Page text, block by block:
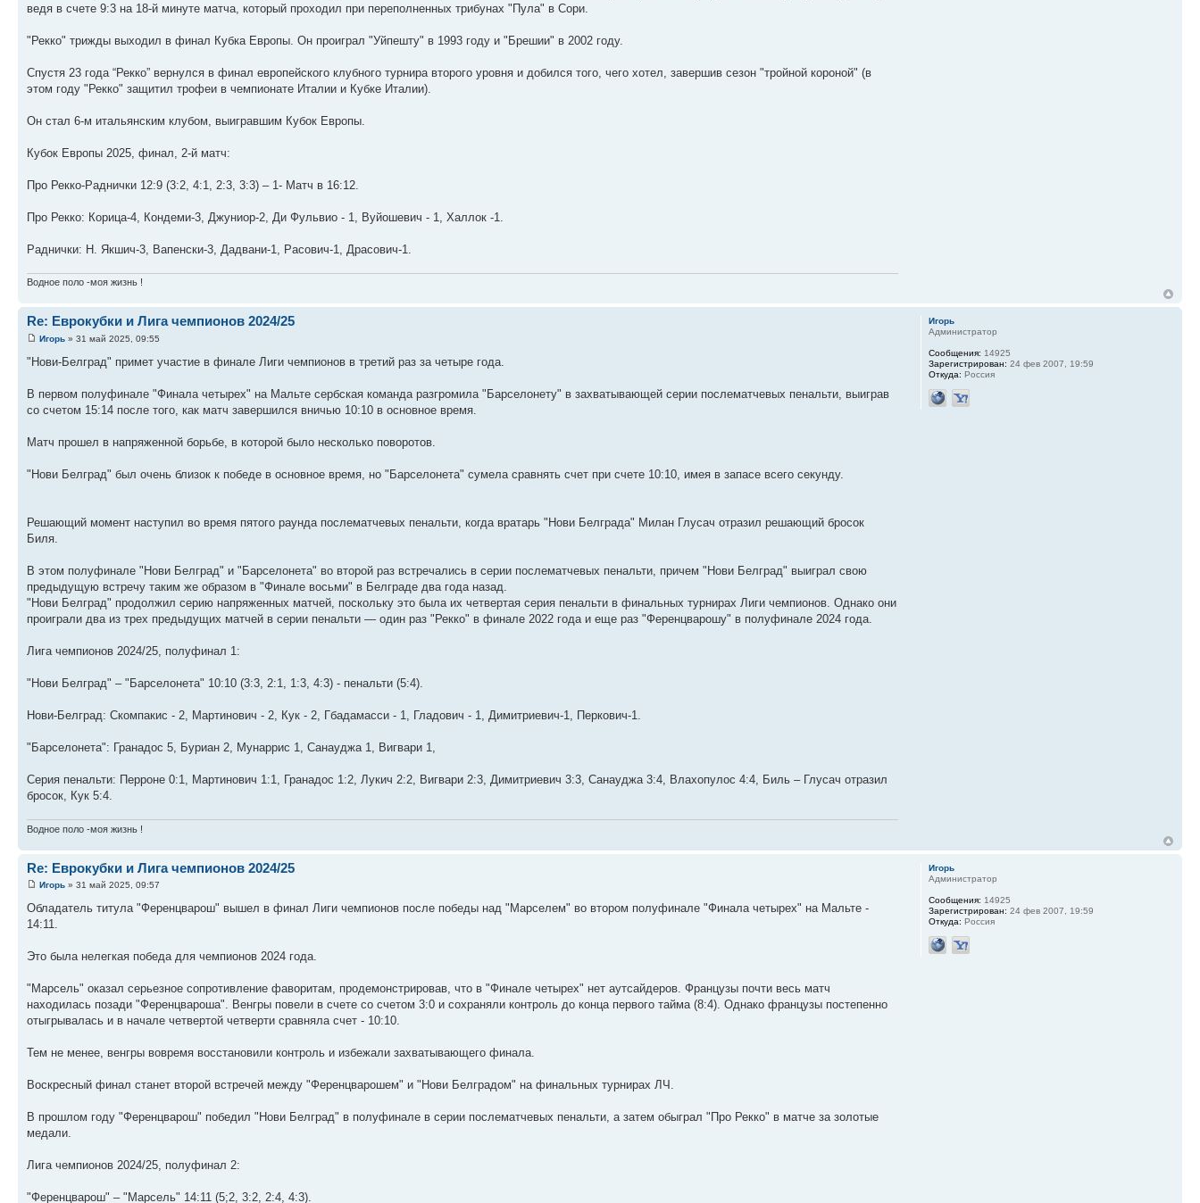
ведя в счете 9:3 на 18-й минуте матча, который проходил при переполненных трибунах "Пула" в Сори.
"Рекко" трижды выходил в финал Кубка Европы. Он проиграл "Уйпешту" в 1993 году и "Брешии" в 2002 году.
Спустя 23 года “Рекко” вернулся в финал европейского клубного турнира второго уровня и добился того, чего хотел, завершив сезон "тройной короной" (в
этом году "Рекко" защитил трофеи в чемпионате Италии и Кубке Италии).
Он стал 6-м итальянским клубом, выигравшим Кубок Европы.
Кубок Европы 2025, финал, 2-й матч:
Про Рекко-Раднички 12:9 (3:2, 4:1, 2:3, 3:3) – 1- Матч в 16:12.
Про Рекко: Корица-4, Кондеми-3, Джуниор-2, Ди Фульвио - 1, Вуйошевич - 1, Халлок -1.
Раднички: Н. Якшич-3, Вапенски-3, Дадвани-1, Расович-1, Драсович-1.
Водное поло -моя жизнь !
Re: Еврокубки и Лига чемпионов 2024/25
Игорь » 31 май 2025, 09:55
"Нови-Белград" примет участие в финале Лиги чемпионов в третий раз за четыре года.
В первом полуфинале "Финала четырех" на Мальте сербская команда разгромила "Барселонету" в захватывающей серии послематчевых пенальти, выиграв
со счетом 15:14 после того, как матч завершился вничью 10:10 в основное время.
Матч прошел в напряженной борьбе, в которой было несколько поворотов.
"Нови Белград" был очень близок к победе в основное время, но "Барселонета" сумела сравнять счет при счете 10:10, имея в запасе всего секунду.
Решающий момент наступил во время пятого раунда послематчевых пенальти, когда вратарь "Нови Белграда" Милан Глусач отразил решающий бросок
Биля.
В этом полуфинале "Нови Белград" и "Барселонета" во второй раз встречались в серии послематчевых пенальти, причем "Нови Белград" выиграл свою
предыдущую встречу таким же образом в "Финале восьми" в Белграде два года назад.
"Нови Белград" продолжил серию напряженных матчей, поскольку это была их четвертая серия пенальти в финальных турнирах Лиги чемпионов. Однако они
проиграли два из трех предыдущих матчей в серии пенальти — один раз "Рекко" в финале 2022 года и еще раз "Ференцварошу" в полуфинале 2024 года.
Лига чемпионов 2024/25, полуфинал 1:
"Нови Белград" – "Барселонета" 10:10 (3:3, 2:1, 1:3, 4:3) - пенальти (5:4).
Нови-Белград: Скомпакис - 2, Мартинович - 2, Кук - 2, Гбадамасси - 1, Гладович - 1, Димитриевич-1, Перкович-1.
"Барселонета": Гранадос 5, Буриан 2, Мунаррис 1, Санауджа 1, Вигвари 1,
Серия пенальти: Перроне 0:1, Мартинович 1:1, Гранадос 1:2, Лукич 2:2, Вигвари 2:3, Димитриевич 3:3, Санауджа 3:4, Влахопулос 4:4, Биль – Глусач отразил
бросок, Кук 5:4.
Водное поло -моя жизнь !
Игорь
Администратор
Сообщения: 14925
Зарегистрирован: 24 фев 2007, 19:59
Откуда: Россия
Re: Еврокубки и Лига чемпионов 2024/25
Игорь » 31 май 2025, 09:57
Обладатель титула "Ференцварош" вышел в финал Лиги чемпионов после победы над "Марселем" во втором полуфинале "Финала четырех" на Мальте -
14:11.
Это была нелегкая победа для чемпионов 2024 года.
"Марсель" оказал серьезное сопротивление фаворитам, продемонстрировав, что в "Финале четырех" нет аутсайдеров. Французы почти весь матч
находилась позади "Ференцвароша". Венгры повели в счете со счетом 3:0 и сохраняли контроль до конца первого тайма (8:4). Однако французы постепенно
отыгрывалась и в начале четвертой четверти сравняла счет - 10:10.
Тем не менее, венгры вовремя восстановили контроль и избежали захватывающего финала.
Воскресный финал станет второй встречей между "Ференцварошем" и "Нови Белградом" на финальных турнирах ЛЧ.
В прошлом году "Ференцварош" победил "Нови Белград" в полуфинале в серии послематчевых пенальти, а затем обыграл "Про Рекко" в матче за золотые
медали.
Лига чемпионов 2024/25, полуфинал 2:
"Ференцварош" – "Марсель" 14:11 (5;2, 3:2, 2:4, 4:3).
Игорь
Администратор
Сообщения: 14925
Зарегистрирован: 24 фев 2007, 19:59
Откуда: Россия